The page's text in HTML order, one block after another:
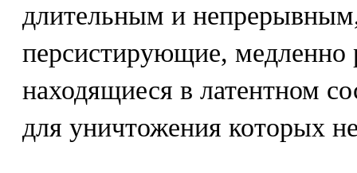
длительным и
персистирующие,
находящиеся в латентном
для уничтожения которых